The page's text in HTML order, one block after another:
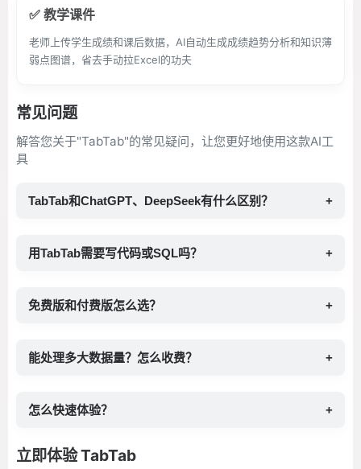
✅ 教学课件
老师上传学生成绩和课后数据，AI自动生成成绩趋势分析和知识薄
弱点图谱，省去手动拉Excel的功夫
常见问题
解答您关于"TabTab"的常见疑问，让您更好地使用这款AI工
具
TabTab和ChatGPT、DeepSeek有什么区别？ +
用TabTab需要写代码或SQL吗？ +
免费版和付费版怎么选？ +
能处理多大数据量？怎么收费？ +
怎么快速体验？ +
立即体验 TabTab